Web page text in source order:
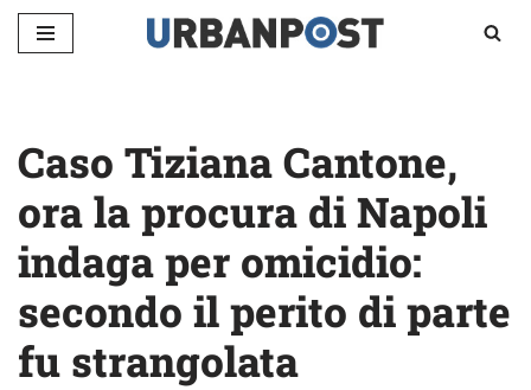
Caso Tiziana Cantone,
ora la procura di Napoli
indaga per omicidio:
secondo il perito di parte
fu strangolata